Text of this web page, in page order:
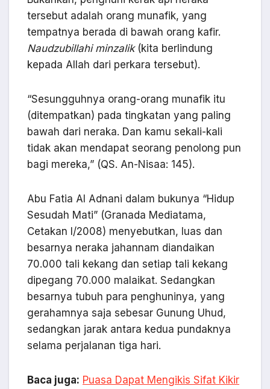
tersebut adalah orang munafik, yang
tempatnya berada di bawah orang kafir.
Naudzubillahi minzalik(kita berlindung
kepada Allah dari perkara tersebut).
“Sesungguhnya orang-orang munafik itu
(ditempatkan) pada tingkatan yang paling
bawah dari neraka. Dan kamu sekali-kali
tidak akan mendapat seorang penolong pun
bagi mereka,” (QS. An-Nisaa: 145).
Abu Fatia Al Adnani dalam bukunya “Hidup
Sesudah Mati” (Granada Mediatama,
Cetakan I/2008) menyebutkan, luas dan
besarnya neraka jahannam diandaikan
70.000 tali kekang dan setiap tali kekang
dipegang 70.000 malaikat. Sedangkan
besarnya tubuh para penghuninya, yang
gerahamnya saja sebesar Gunung Uhud,
sedangkan jarak antara kedua pundaknya
selama perjalanan tiga hari.
Baca juga: Puasa Dapat Mengikis Sifat Kikir